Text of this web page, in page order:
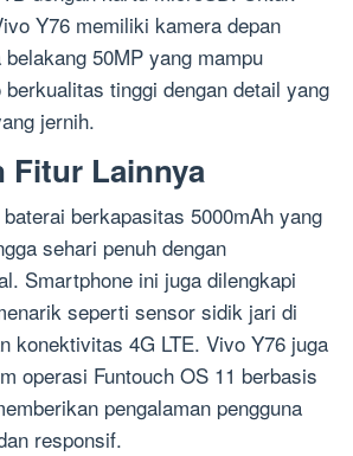
Y76 memiliki kamera depan
50MP yang mampu
tinggi dengan detail yang
jernih.
Fitur Lainnya
berkapasitas 5000mAh yang
sehari penuh dengan
Smartphone ini juga dilengkapi
seperti sensor sidik jari di
konektivitas 4G LTE. Vivo Y76 juga
operasi Funtouch OS 11 berbasis
pengalaman pengguna
responsif.